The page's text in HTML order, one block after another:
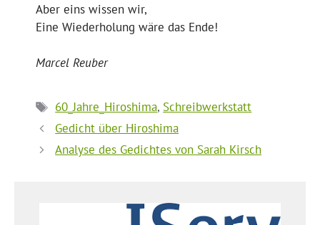
Aber eins wissen wir,
Eine Wiederholung wäre das Ende!
Marcel Reuber
Schlagwörter
60_Jahre_Hiroshima, Schreibwerkstatt
Gedicht über Hiroshima
Analyse des Gedichtes von Sarah Kirsch